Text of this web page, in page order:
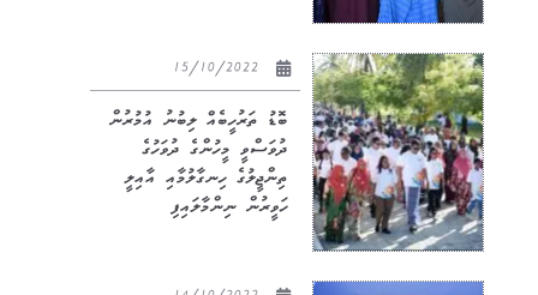
ބޮޑު ތަރުހީބެއް ލިބުނު އުމުރުން
ދުވަސްވީ މީހުންގެ ދުވަހުގެ
ތިންޖީލުގެ ހިނގާލުމާއި އާއިލީ
ހަވީރުން ނިންމާލައިފި